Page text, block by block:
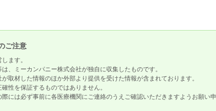
ご注意
ます。
、ミーカンパニー株式会社が独自に収集したものです。
取材した情報のほか外部より提供を受けた情報が含まれております。
性を保証するものではありません。
には必ず事前に各医療機関にご連絡のうえご確認いただきますようお願い申